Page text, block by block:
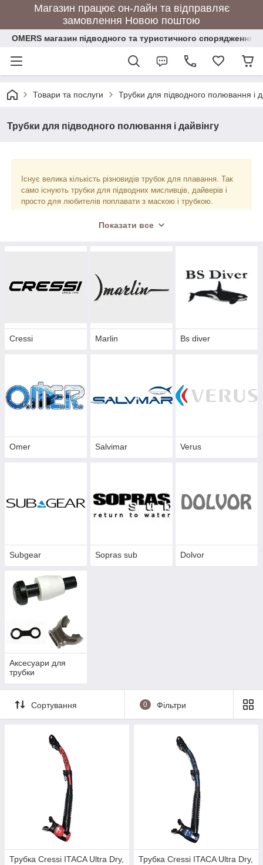
Магазин працює он-лайн та відправляє
замовлення Новою поштою
OMERS магазин підводного та туристичного спорядження
Товари та послуги Трубки для підводного полювання і
Трубки для підводного полювання і дайвінгу
Існує велика кількість різновидів трубок для плавання. Так
само існують трубки для підводних мисливців, дайверів і
просто для любителів поплавати з маскою і трубкою.
найпростішою формою - без клапанної системою і м'яким
Трубка з двома клапанами
- найпопулярніша так як підійде
як новачкові, так і професіонала. При використанні даної
трубки не потрібно переживати, що в трубку вода потрапить
У нашому магазині Омерс Ви зможете підібрати для себе
трубку, а якщо Ви сумніваєтеся, телефонуйте і ми
Показати все
Cressi Marlin Bs diver
Omer Salvimar Verus
Subgear Sopras sub Dolvor
Аксесуари для
трубки
Сортування 0 Фільтри
Трубка Cressi ITACA Ultra Dry,
Трубка Cressi ITACA Ultra Dry,